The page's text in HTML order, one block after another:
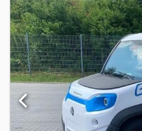
nu constituie element